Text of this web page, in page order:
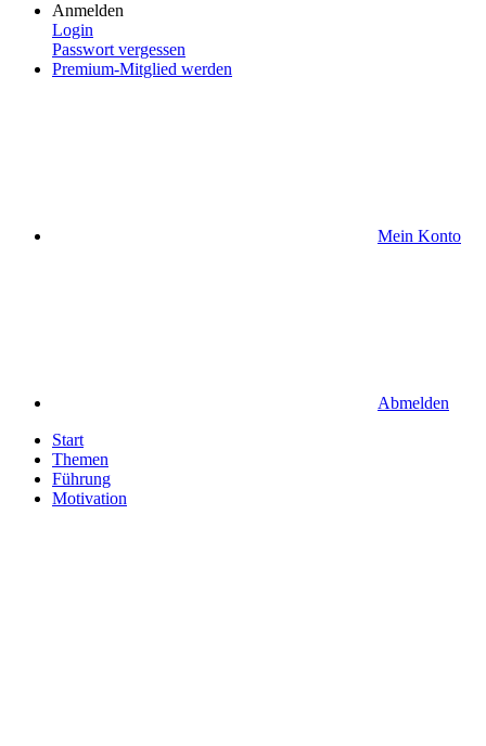
Anmelden
Login
Passwort vergessen
Premium-Mitglied werden
Mein Konto
Abmelden
Start
Themen
Führung
Motivation